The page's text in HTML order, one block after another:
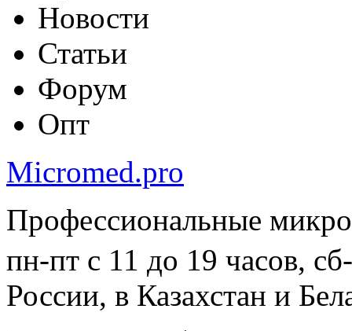
Новости
Статьи
Форум
Опт
Micromed.pro
Профессиональные
пн-пт с 11 до 19 часов,
России, в Казахстан и